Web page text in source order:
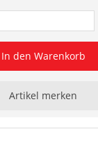
In den Warenkorb
Artikel merken